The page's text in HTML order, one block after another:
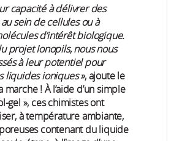
capacité à délivrer des
sein de cellules ou à
d’intérêt biologique.
projet Ionopils, nous nous
à leur potentiel pour
liquides ioniques », ajoute le
! À l’aide d’un simple
gel », ces chimistes ont
à température ambiante,
contenant du liquide